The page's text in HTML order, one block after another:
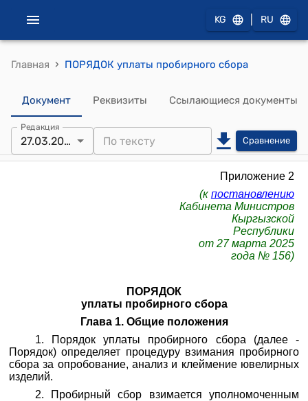
KG RU
Главная › ПОРЯДОК уплаты пробирного сбора
Документ Реквизиты Ссылающиеся документы
Редакция
27.03.2025 Сравнение